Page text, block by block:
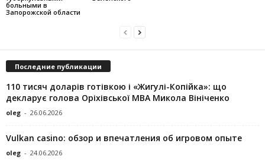
больными в
Запорожской области
Последние публикации
110 тисяч доларів готівкою і «Жигулі-Копійка»: що
декларує голова Оріхівської МВА Микола Вініченко
oleg - 26.06.2026
Vulkan casino: обзор и впечатления об игровом опыте
oleg - 24.06.2026